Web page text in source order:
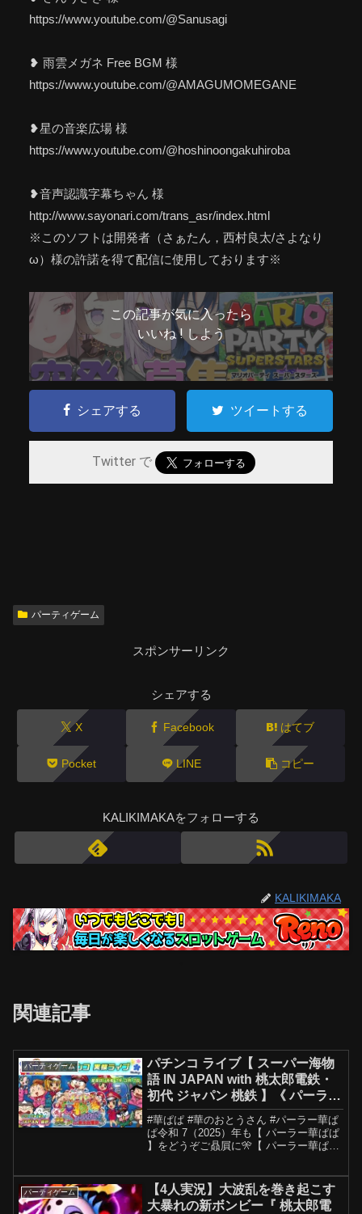
https://www.youtube.com/@Sanusagi
❥ 雨雲メガネ Free BGM 様
https://www.youtube.com/@AMAGUMOMEGANE
❥星の音楽広場 様
https://www.youtube.com/@hoshinoongakuhiroba
❥音声認識字幕ちゃん 様
http://www.sayonari.com/trans_asr/index.html
※このソフトは開発者（さぁたん，西村良太/さよなり
ω）様の許諾を得て配信に使用しております※
この記事が気に入ったら
いいね ! しよう
シェアする ツイートする
Twitter で
パーティゲーム
スポンサーリンク
シェアする
X Facebook はてブ
Pocket LINE コピー
KALIKIMAKAをフォローする
KALIKIMAKA
関連記事
パーティゲーム
パチンコ ライブ【 スーパー海物
語 IN JAPAN with 桃太郎電鉄・
初代 ジャパン 桃鉄 】《 パーラー
華ぱぱ・海物語 博物館 》令和 7
年 3月 LIVE ④・No.859
#華ぱぱ #華のおとうさん #パーラー華ぱ
ぱ令和 7（2025）年も【 パーラー華ぱぱ
】をどうぞご贔屓に🎌【 パーラー華ぱ
🙇【 良識ある大人の社交場 】パーラー...
パーティゲーム
【4人実況】大波乱を巻き起こす
大暴れの新ボンビー『 桃太郎電